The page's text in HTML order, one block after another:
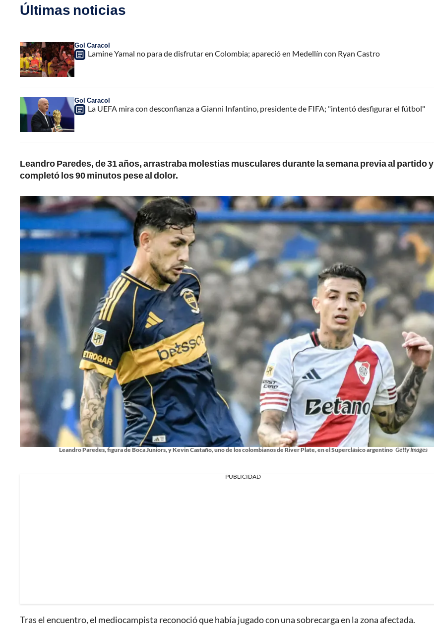
Últimas noticias
Gol Caracol
Lamine Yamal no para de disfrutar en Colombia; apareció en Medellín con Ryan Castro
Gol Caracol
La UEFA mira con desconfianza a Gianni Infantino, presidente de FIFA; "intentó desfigurar el fútbol"
Leandro Paredes, de 31 años, arrastraba molestias musculares durante la semana previa al partido y
completó los 90 minutos pese al dolor.
Leandro Paredes, figura de Boca Juniors, y Kevin Castaño, uno de los colombianos de River Plate, en el Superclásico argentino Getty Images
PUBLICIDAD
Tras el encuentro, el mediocampista reconoció que había jugado con una sobrecarga en la zona afectada.